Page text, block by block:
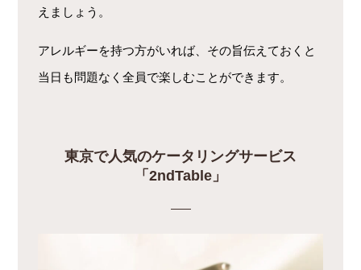
えましょう。
アレルギーを持つ方がいれば、その旨伝えておくと
当日も問題なく全員で楽しむことができます。
東京で人気のケータリングサービス
「2ndTable」